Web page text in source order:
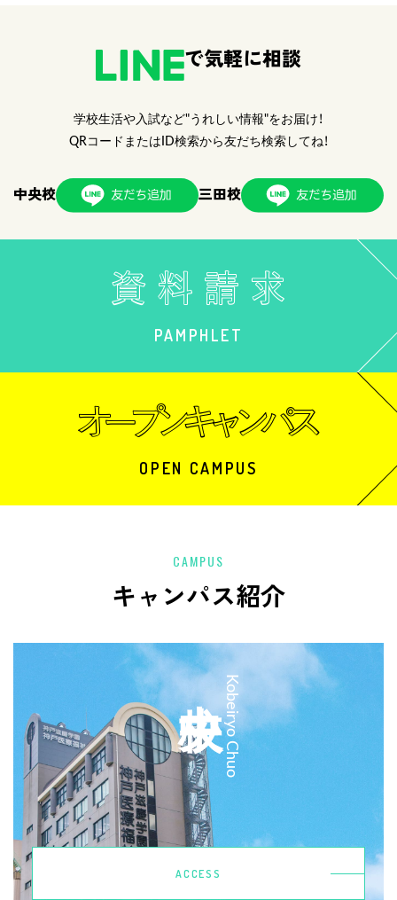
で気軽に相談
学校生活や入試など"うれしい情報"をお届け！
QRコードまたはID検索から友だち検索してね！
中央校 三田校
PAMPHLET
OPEN CAMPUS
CAMPUS
キャンパス紹介
Kobeiryo Chuo
ACCESS